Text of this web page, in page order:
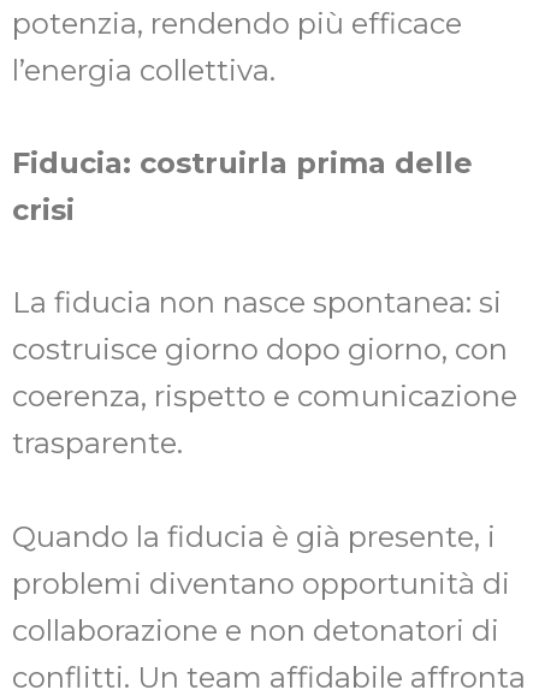
potenzia, rendendo più efficace
l’energia collettiva.
Fiducia: costruirla prima delle
crisi
La fiducia non nasce spontanea: si
costruisce giorno dopo giorno, con
coerenza, rispetto e comunicazione
trasparente.
Quando la fiducia è già presente, i
problemi diventano opportunità di
collaborazione e non detonatori di
conflitti. Un team affidabile affronta